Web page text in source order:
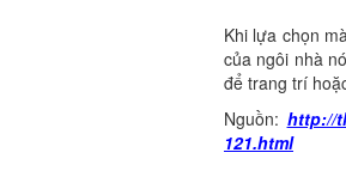
Khi lựa chọn
của ngôi nhà
để trang trí
Nguồn: http://
121.html